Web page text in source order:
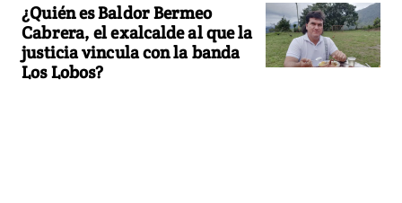
¿Quién es Baldor Bermeo
Cabrera, el exalcalde al que la
justicia vincula con la banda
Los Lobos?